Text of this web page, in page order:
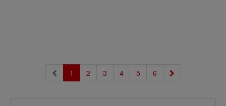
1 2 3 4 5 6